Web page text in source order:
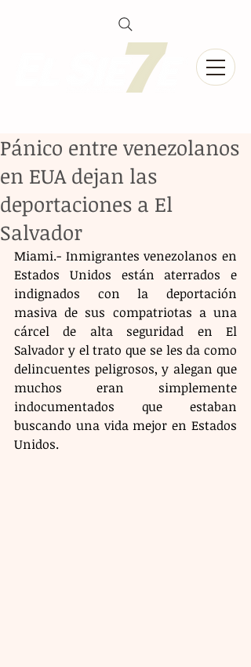
Pánico entre venezolanos
en EUA dejan las
deportaciones a El
Salvador
Miami.- Inmigrantes venezolanos en
Estados Unidos están aterrados e
indignados con la deportación
masiva de sus compatriotas a una
cárcel de alta seguridad en El
Salvador y el trato que se les da como
delincuentes peligrosos, y alegan que
muchos eran simplemente
indocumentados que estaban
buscando una vida mejor en Estados
Unidos.